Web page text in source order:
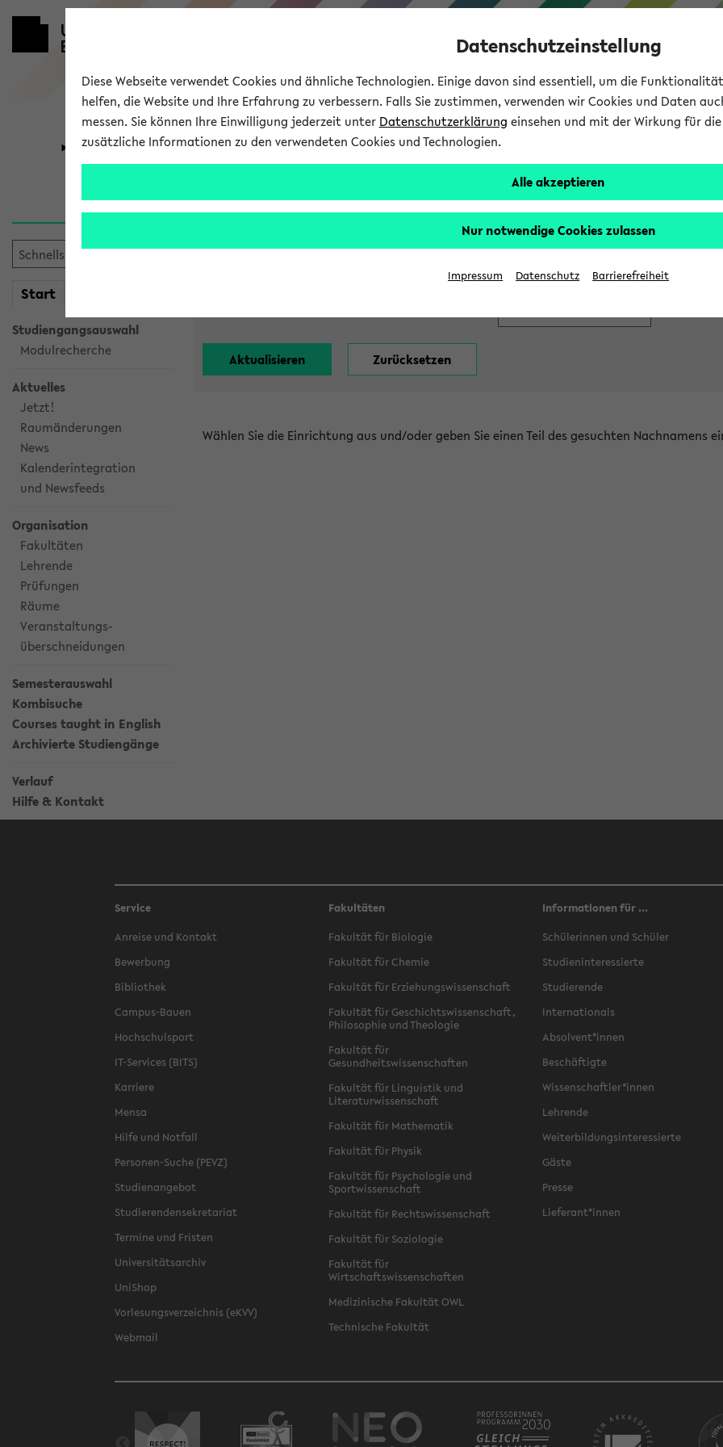
Universität Forschung Studium
Start
Studiengangsauswahl
Modulrecherche
Aktuelles
Jetzt!
Raumänderungen
News
Kalenderintegration
und Newsfeeds
Organisation
Fakultäten
Lehrende
Prüfungen
Räume
Veranstaltungs-
überschneidungen
Semesterauswahl
Kombisuche
Courses taught in English
Archivierte Studiengänge
Verlauf
Hilfe & Kontakt
Alle Lehrenden
Wählen Sie die Einrichtung aus und/oder geben Sie einen Teil des gesuchten Nachnamens
Service
Anreise und Kontakt
Bewerbung
Bibliothek
Campus-Bauen
Hochschulsport
IT-Services (BITS)
Karriere
Mensa
Hilfe und Notfall
Personen-Suche (PEVZ)
Studienangebot
Studierendensekretariat
Termine und Fristen
Universitätsarchiv
UniShop
Vorlesungsverzeichnis (eKVV)
Webmail
Fakultäten
Fakultät für Biologie
Fakultät für Chemie
Fakultät für Erziehungswissenschaft
Fakultät für Geschichtswissenschaft,
Philosophie und Theologie
Fakultät für
Gesundheitswissenschaften
Fakultät für Linguistik und
Literaturwissenschaft
Fakultät für Mathematik
Fakultät für Physik
Fakultät für Psychologie und
Sportwissenschaft
Fakultät für Rechtswissenschaft
Fakultät für Soziologie
Fakultät für
Wirtschaftswissenschaften
Medizinische Fakultät OWL
Technische Fakultät
Informationen für ...
Schülerinnen und Schüler
Studieninteressierte
Studierende
Internationals
Absolvent*innen
Beschäftigte
Wissenschaftler*innen
Lehrende
Weiterbildungsinteressierte
Gäste
Presse
Lieferant*innen
Datenschutzeinstellung
Diese Webseite verwendet Cookies und ähnliche Technologien. Einige davon sind essentiell, um die
helfen, die Website und Ihre Erfahrung zu verbessern. Falls Sie zustimmen, verwenden wir Cookies und Daten
messen. Sie können Ihre Einwilligung jederzeit unter Datenschutzerklärung einsehen und mit der Wirkung für
zusätzliche Informationen zu den verwendeten Cookies und Technologien.
Alle akzeptieren
Nur notwendige Cookies zulassen
Impressum Datenschutz Barrierefreiheit